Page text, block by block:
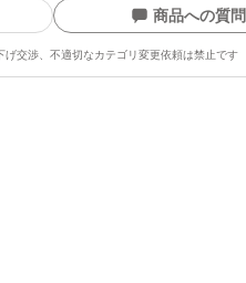
商品への質問
げ交渉、不適切なカテゴリ変更依頼は禁止です